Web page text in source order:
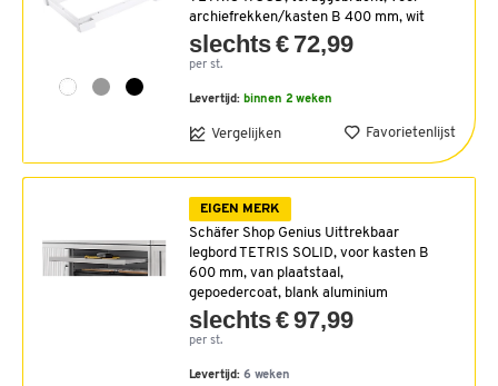
archiefrekken/kasten B 400 mm, wit
slechts € 72,99
per st.
Levertijd: binnen 2 weken
Vergelijken Favorietenlijst
EIGEN MERK
Schäfer Shop Genius Uittrekbaar
legbord TETRIS SOLID, voor kasten B
600 mm, van plaatstaal,
gepoedercoat, blank aluminium
slechts € 97,99
per st.
Levertijd: 6 weken